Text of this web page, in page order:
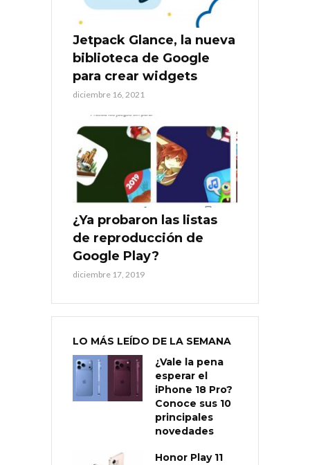
Jetpack Glance, la nueva
biblioteca de Google
para crear widgets
diciembre 16, 2021
¿Ya probaron las listas
de reproducción de
Google Play?
diciembre 17, 2019
LO MÁS LEÍDO DE LA SEMANA
¿Vale la pena
esperar el
iPhone 18 Pro?
Conoce sus 10
principales
novedades
Honor Play 11